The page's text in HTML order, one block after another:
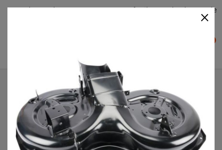
Plateaudecoupe.com : Trouver facilement le plateau de
Accueil
Plateau de coupe
Plateau de coupe 92 cm 3825640751 pour ESTATE
SENATOR HST (2011) [2T0430281/SF1]
×